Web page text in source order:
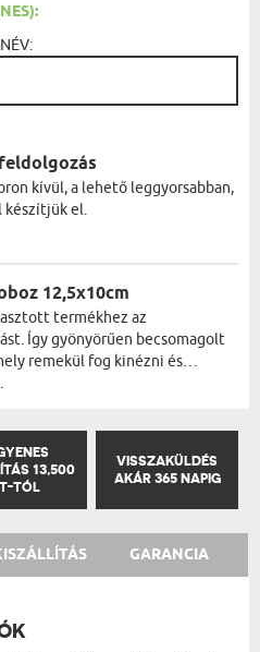
NÉV:
kívül, a lehető leggyorsabban,
készítjük el.
12,5x10cm
termékhez az
Így gyönyörűen becsomagolt
remekül fog kinézni és
13,500
TÓL
VISSZAKÜLDÉS
AKÁR 365 NAPIG
GARANCIA